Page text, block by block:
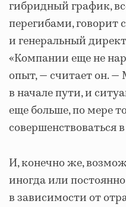
гибридный график,
перегибами, говорит
и генеральный
«Компании еще не
опыт, — считает он.
в начале пути, и
еще больше, по мере
совершенствоваться
И, конечно же,
иногда или
в зависимости от